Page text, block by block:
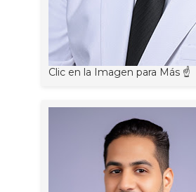
Clic en la Imagen para Más ☝